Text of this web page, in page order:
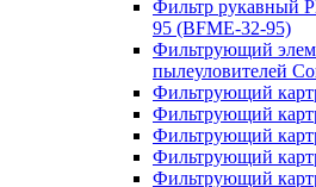
Фильтр рукавный
95 (BFME-32-95)
Фильтрующий
пылеуловителей
Фильтрующий
Фильтрующий
Фильтрующий
Фильтрующий
Фильтрующий